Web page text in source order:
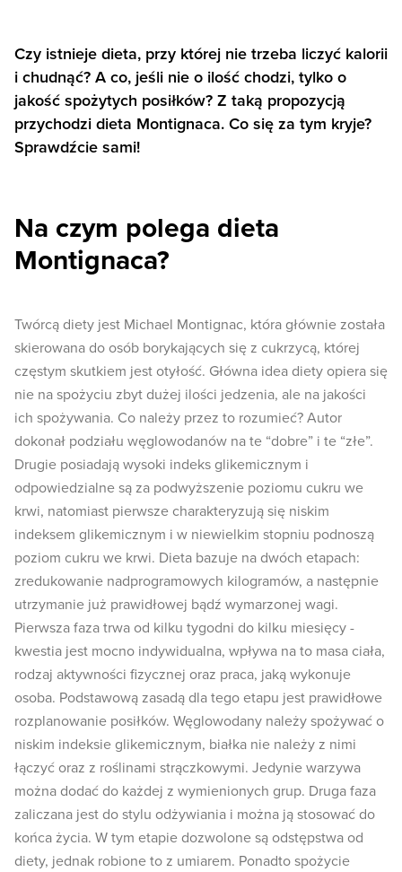
Czy istnieje dieta, przy której nie trzeba liczyć kalorii
i chudnąć? A co, jeśli nie o ilość chodzi, tylko o
jakość spożytych posiłków? Z taką propozycją
przychodzi dieta Montignaca. Co się za tym kryje?
Sprawdźcie sami!
Na czym polega dieta
Montignaca?
Twórcą diety jest Michael Montignac, która głównie została
skierowana do osób borykających się z cukrzycą, której
częstym skutkiem jest otyłość. Główna idea diety opiera się
nie na spożyciu zbyt dużej ilości jedzenia, ale na jakości
ich spożywania. Co należy przez to rozumieć? Autor
dokonał podziału węglowodanów na te “dobre” i te “złe”.
Drugie posiadają wysoki indeks glikemicznym i
odpowiedzialne są za podwyższenie poziomu cukru we
krwi, natomiast pierwsze charakteryzują się niskim
indeksem glikemicznym i w niewielkim stopniu podnoszą
poziom cukru we krwi. Dieta bazuje na dwóch etapach:
zredukowanie nadprogramowych kilogramów, a następnie
utrzymanie już prawidłowej bądź wymarzonej wagi.
Pierwsza faza trwa od kilku tygodni do kilku miesięcy -
kwestia jest mocno indywidualna, wpływa na to masa ciała,
rodzaj aktywności fizycznej oraz praca, jaką wykonuje
osoba. Podstawową zasadą dla tego etapu jest prawidłowe
rozplanowanie posiłków. Węglowodany należy spożywać o
niskim indeksie glikemicznym, białka nie należy z nimi
łączyć oraz z roślinami strączkowymi. Jedynie warzywa
można dodać do każdej z wymienionych grup. Druga faza
zaliczana jest do stylu odżywiania i można ją stosować do
końca życia. W tym etapie dozwolone są odstępstwa od
diety, jednak robione to z umiarem. Ponadto spożycie